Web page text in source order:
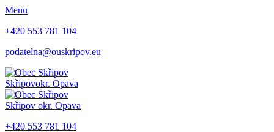
Menu
+420 553 781 104
podatelna@ouskripov.eu
Skřipovokr. Opava
Skřipov okr. Opava
+420 553 781 104